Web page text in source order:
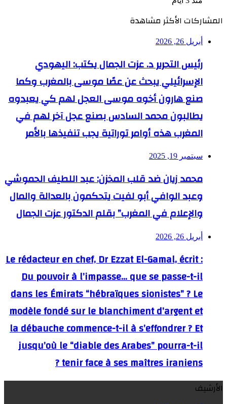
المشاركات الأكثر مشاهدة
أبريل 26, 2026
رئيس التحرير د. عزت الجمال يكتب: اليهودي
الإسرائيلي يبحث عن عصًا موسى بالمغرب وكما
صنع هارون أخوه موسى العجل لهم كي يعبدوه
يطالبون محمد السادس بصنع عجل آخر لهم في
المغرب هذه أوامر توراتية يجب تنفيذها بالأمر
سبتمبر 19, 2025
محمد زيان ضد قلب المخزن: عبد اللطيف الحموشي
وعبد الوافي أبو لفيت يتحكمون بالعدالة والمال
والإعلام في المغرب” بقلم الدكتور عزت الجمال
أبريل 26, 2026
Le rédacteur en chef, Dr Ezzat El-Gamal, écrit :
Du pouvoir à l’impasse… que se passe-t-il
dans les Émirats “hébraïques sionistes” ? Le
modèle fondé sur le blanchiment d’argent et
la débauche commence-t-il à s’effondrer ? Et
jusqu’où le “diable des Arabes” pourra-t-il
tenir face à ses maîtres iraniens ?
الأرشيف